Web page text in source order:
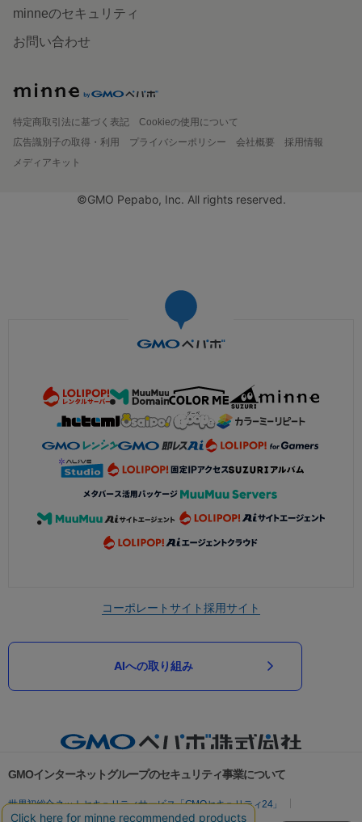
minneのセキュリティ
お問い合わせ
特定商取引法に基づく表記
Cookieの使用について
広告識別子の取得・利用
プライバシーポリシー 会社概要
採用情報
メディアキット
©GMO Pepabo, Inc. All rights reserved.
コーポレートサイト採用サイト
AIへの取り組み
GMOインターネットグループのセキュリティ事業について
世界初総合ネットセキュリティサービス「GMOセキュリティ24」